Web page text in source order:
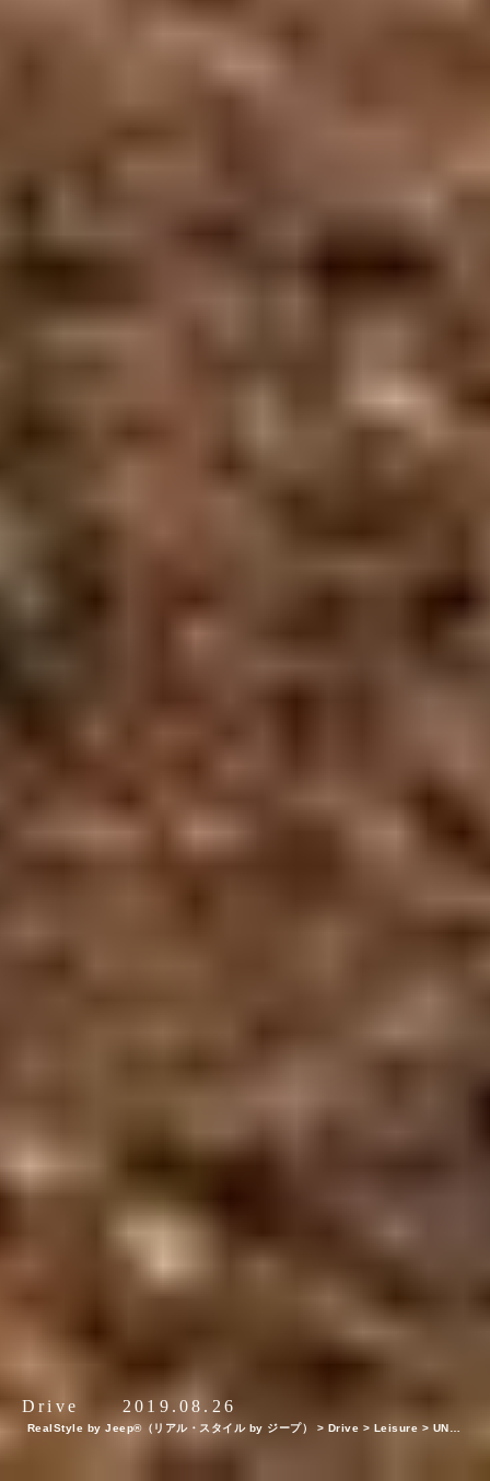
Drive 2019.08.26
RealStyle by Jeep®（リアル・スタイル by ジープ） > Drive > Leisure > UNMA